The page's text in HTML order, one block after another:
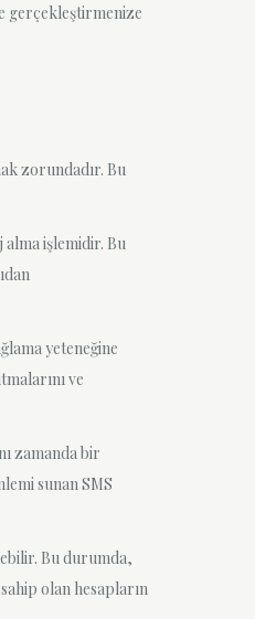
gerçekleştirmenize
zorundadır. Bu
alma işlemidir. Bu
yeteneğine
ve
zamanda bir
sunan SMS
Bu durumda,
olan hesapların